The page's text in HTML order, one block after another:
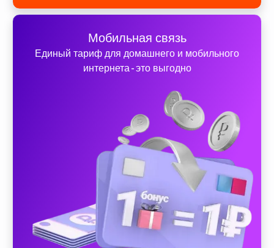
Мобильная связь
Единый тариф для домашнего и мобильного
интернета - это выгодно